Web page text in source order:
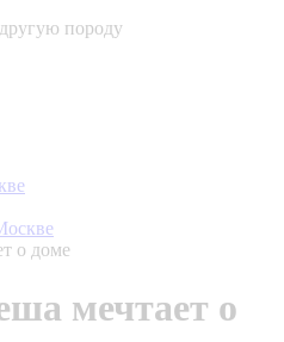
породу
о доме
мечтает о